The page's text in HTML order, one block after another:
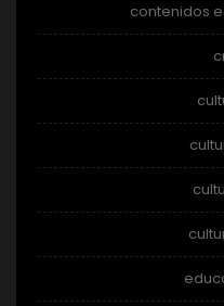
contenidos